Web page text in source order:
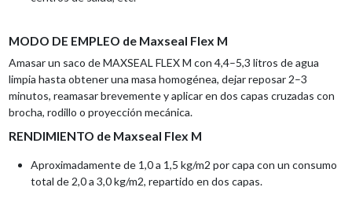
MODO DE EMPLEO de Maxseal Flex M
Amasar un saco de MAXSEAL FLEX M con 4,4–5,3 litros de agua
limpia hasta obtener una masa homogénea, dejar reposar 2–3
minutos, reamasar brevemente y aplicar en dos capas cruzadas con
brocha, rodillo o proyección mecánica.
RENDIMIENTO de Maxseal Flex M
Aproximadamente de 1,0 a 1,5 kg/m2 por capa con un consumo
total de 2,0 a 3,0 kg/m2, repartido en dos capas.